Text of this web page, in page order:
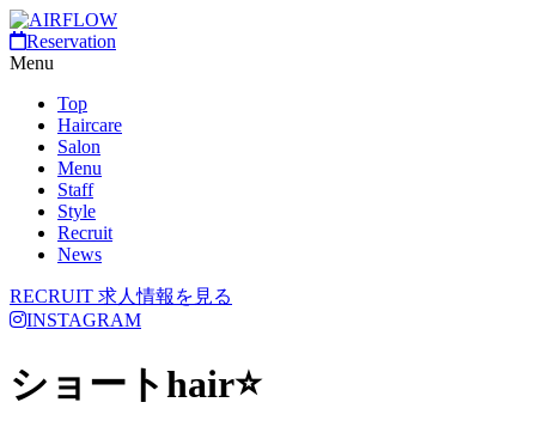
Reservation
Menu
Top
Haircare
Salon
Menu
Staff
Style
Recruit
News
RECRUIT 求人情報を見る
INSTAGRAM
ショートhair⭐️